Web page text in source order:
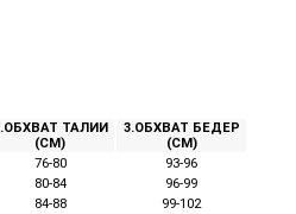
ТАЛИИ
(СМ)
3.ОБХВАТ БЕДЕР
(СМ)
76-80
93-96
80-84
96-99
84-88
99-102